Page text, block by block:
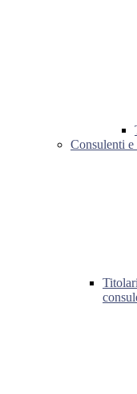
Consulenti